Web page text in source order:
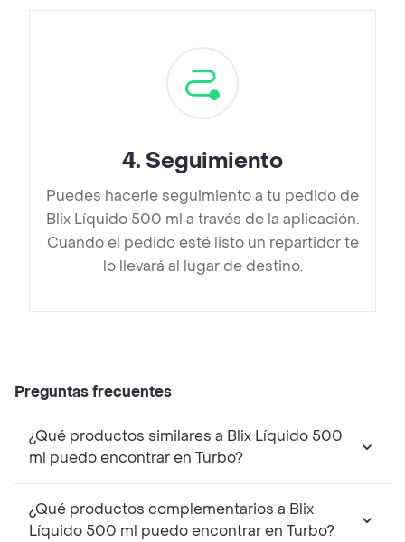
4. Seguimiento
Puedes hacerle seguimiento a tu pedido de
Blix Líquido 500 ml a través de la aplicación.
Cuando el pedido esté listo un repartidor te
lo llevará al lugar de destino.
Preguntas frecuentes
¿Qué productos similares a Blix Líquido 500
ml puedo encontrar en Turbo?
¿Qué productos complementarios a Blix
Líquido 500 ml puedo encontrar en Turbo?